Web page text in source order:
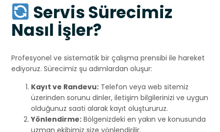
Servis Sürecimiz
Nasıl İşler?
Profesyonel ve sistematik bir çalışma prensibi ile hareket
ediyoruz. Sürecimiz şu adımlardan oluşur:
Kayıt ve Randevu: Telefon veya web sitemiz
üzerinden sorunu dinler, iletişim bilgilerinizi ve uygun
olduğunuz saati alarak kayıt oluştururuz.
Yönlendirme: Bölgenizdeki en yakın ve konusunda